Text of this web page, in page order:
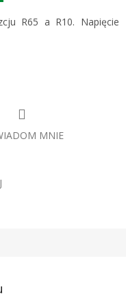
R65 a R10. Napięcie
MNIE